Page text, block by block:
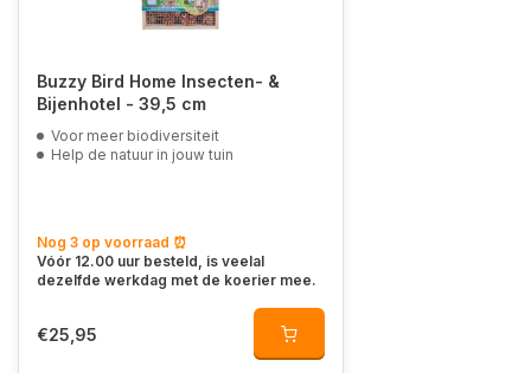
Buzzy Bird Home Insecten- &
Bijenhotel - 39,5 cm
Voor meer biodiversiteit
Help de natuur in jouw tuin
Nog 3 op voorraad ⏰
Vóór 12.00 uur besteld, is veelal
dezelfde werkdag met de koerier mee.
€25,95